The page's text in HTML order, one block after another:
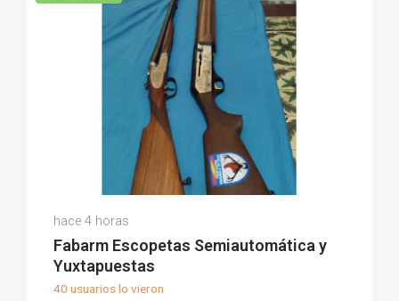
Javier Eli H.
(0)
hace 4 horas
Fabarm Escopetas Semiautomática y
Yuxtapuestas
40 usuarios lo vieron